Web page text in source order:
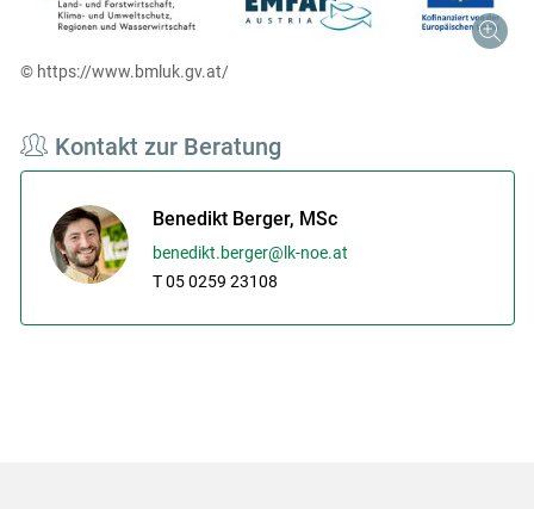
© https://www.bmluk.gv.at/
Kontakt zur Beratung
Benedikt Berger, MSc
benedikt.berger@lk-noe.at
T 05 0259 23108